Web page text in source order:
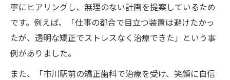
寧にヒアリングし、無理のない計画を提案しているため
です。例えば、「仕事の都合で目立つ装置は避けたかっ
たが、透明な矯正でストレスなく治療できた」という事
例がありました。
また、「市川駅前の矯正歯科で治療を受け、笑顔に自信